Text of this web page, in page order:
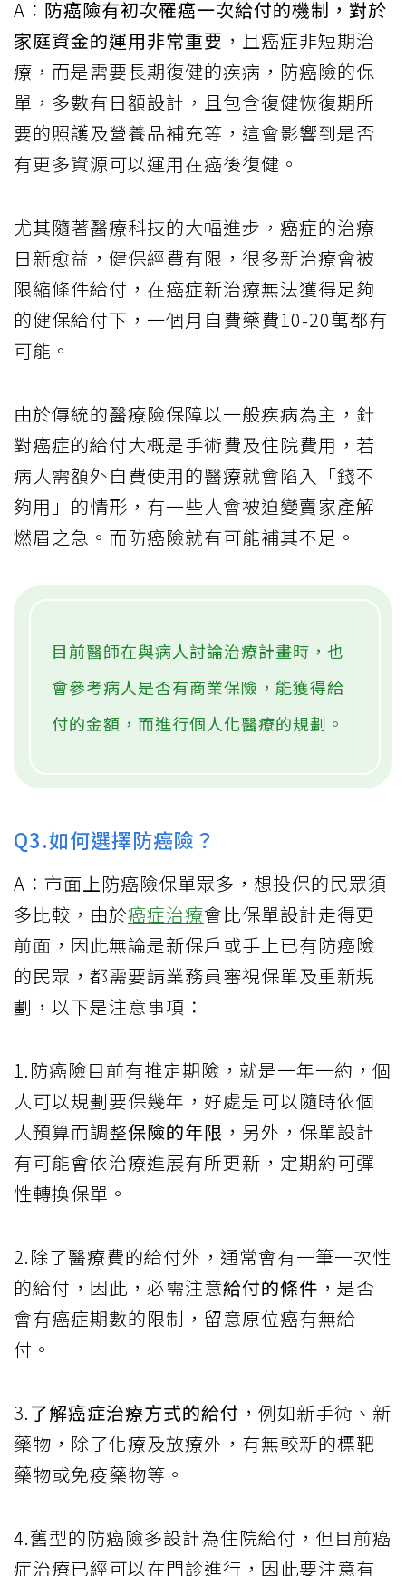
A： 防癌險有初次罹癌一次給付的機制，對於
家庭資金的運用非常重要 ，且癌症非短期治
療，而是需要長期復健的疾病，防癌險的保
單，多數有日額設計，且包含復健恢復期所
要的照護及營養品補充等，這會影響到是否
有更多資源可以運用在癌後復健。
尤其隨著醫療科技的大幅進步，癌症的治療
日新愈益，健保經費有限，很多新治療會被
限縮條件給付，在癌症新治療無法獲得足夠
的健保給付下，一個月自費藥費10-20萬都有
可能。
由於傳統的醫療險保障以一般疾病為主，針
對癌症的給付大概是手術費及住院費用，若
病人需額外自費使用的醫療就會陷入「錢不
夠用」的情形，有一些人會被迫變賣家產解
燃眉之急。而防癌險就有可能補其不足。
目前醫師在與病人討論治療計畫時，也
會參考病人是否有商業保險，能獲得給
付的金額，而進行個人化醫療的規劃。
Q3.如何選擇防癌險？
A：市面上防癌險保單眾多，想投保的民眾須
多比較，由於癌症治療會比保單設計走得更
前面，因此無論是新保戶或手上已有防癌險
的民眾，都需要請業務員審視保單及重新規
劃，以下是注意事項：
1.防癌險目前有推定期險，就是一年一約，個
人可以規劃要保幾年，好處是可以隨時依個
人預算而調整保險的年限 ，另外，保單設計
有可能會依治療進展有所更新，定期約可彈
性轉換保單。
2.除了醫療費的給付外，通常會有一筆一次性
的給付，因此，必需注意給付的條件 ，是否
會有癌症期數的限制，留意原位癌有無給
付。
3.了解癌症治療方式的給付 ，例如新手術、新
藥物，除了化療及放療外，有無較新的標靶
藥物或免疫藥物等。
4.舊型的防癌險多設計為住院給付，但目前癌
症治療已經可以在門診進行，因此要注意有